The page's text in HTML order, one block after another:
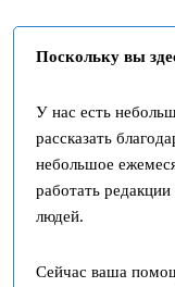
Поскольку вы
У нас есть
рассказать
небольшое
работать
людей.
Сейчас ваша